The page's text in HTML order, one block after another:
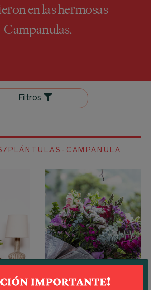
en las hermosas
Campanulas.
Filtros
PLÁNTULAS-CAMPANULA
Champion II